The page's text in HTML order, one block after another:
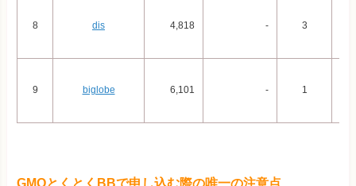
8 dis 4,818 - 3
9 biglobe 6,101 - 1